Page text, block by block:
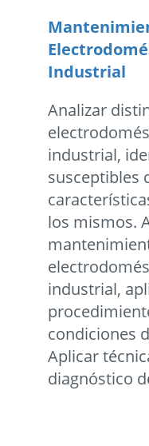
Industrial
Analizar
industrial,
susceptibles
los mismos.
industrial,
condiciones
Aplicar
diagnóstico